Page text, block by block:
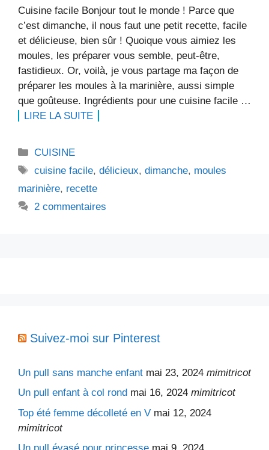
Cuisine facile Bonjour tout le monde ! Parce que
c’est dimanche, il nous faut une petit recette, facile
et délicieuse, bien sûr ! Quoique vous aimiez les
moules, les préparer vous semble, peut-être,
fastidieux. Or, voilà, je vous partage ma façon de
préparer les moules à la marinière, aussi simple
que goûteuse. Ingrédients pour une cuisine facile …
LIRE LA SUITE
Catégories
CUISINE
Étiquettes
cuisine facile,délicieux,dimanche, moules
marinière, recette
2 commentaires
Suivez-moi sur Pinterest
Un pull sans manche enfant mai 23, 2024 mimitricot
Un pull enfant à col rond mai 16, 2024 mimitricot
Top été femme décolleté en V mai 12, 2024
mimitricot